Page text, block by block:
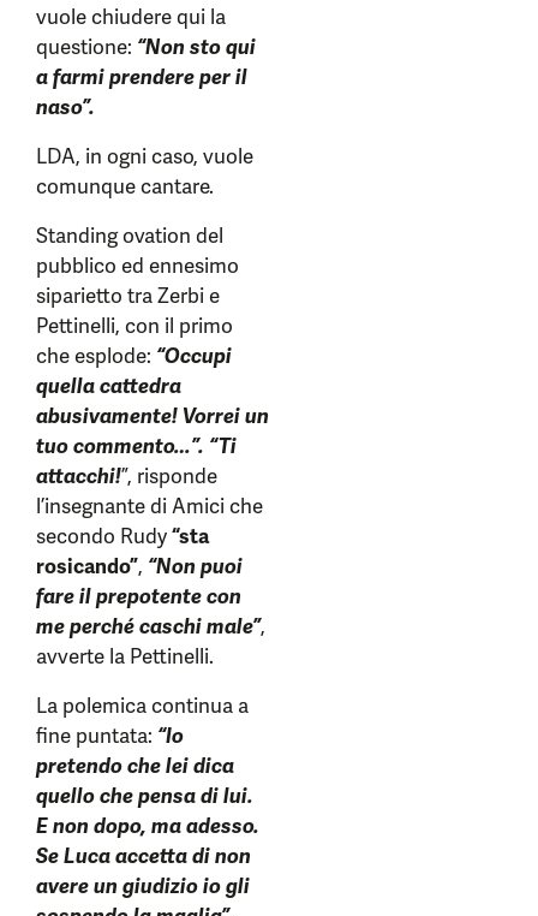
vuole chiudere qui la
questione: “Non sto qui
a farmi prendere per il
naso”.
LDA, in ogni caso, vuole
comunque cantare.
Standing ovation del
pubblico ed ennesimo
siparietto tra Zerbi e
Pettinelli, con il primo
che esplode: “Occupi
quella cattedra
abusivamente! Vorrei un
tuo commento…”. “Ti
attacchi!”, risponde
l’insegnante di Amici che
secondo Rudy“sta
rosicando”, “Non puoi
fare il prepotente con
me perché caschi male”,
avverte la Pettinelli.
La polemica continua a
fine puntata: “Io
pretendo che lei dica
quello che pensa di lui.
E non dopo, ma adesso.
Se Luca accetta di non
avere un giudizio io gli